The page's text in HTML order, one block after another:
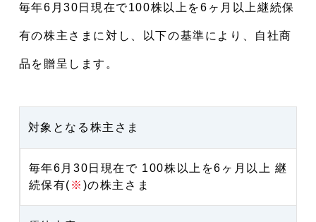
毎年6月30日現在で100株以上を6ヶ月以上継続保
有の株主さまに対し、以下の基準により、自社商
品を贈呈します。
対象となる株主さま
毎年6月30日現在で 100株以上を6ヶ月以上 継
続保有( ※ )の株主さま